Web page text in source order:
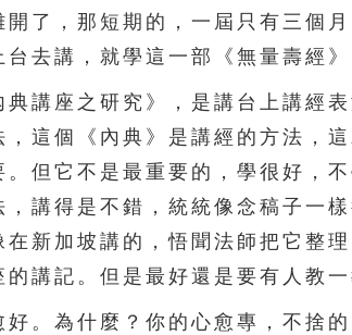
了，那短期的，一屆只有三個
去講，就學這一部《無量壽經》
座之研究》，是講台上講經表
這個《內典》是講經的方法，
但它不是最重要的，學很好，
講得是不錯，統統像念稿子一
新加坡講的，悟聞法師把它整
講記。但是最好還是要有人教
為什麼？你的心愈專，不捨的